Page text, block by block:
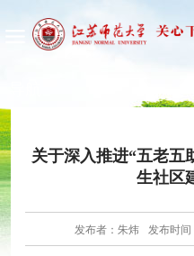
关于深入推进“五老五
生社区
发布者：朱炜 发布时